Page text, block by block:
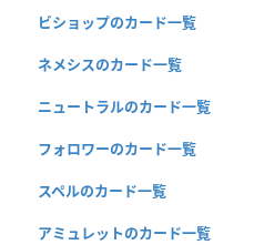
ビショップのカード一覧
ネメシスのカード一覧
ニュートラルのカード一覧
フォロワーのカード一覧
スペルのカード一覧
アミュレットのカード一覧